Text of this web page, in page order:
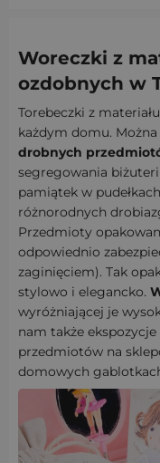
Woreczki z
ozdobnych w
Torebeczki z
każdym domu.
drobnych
segregowania
pamiątek w
różnorodnych
Przedmioty
odpowiednio
zaginięciem). Tak
stylowo i elegancko.
wyróżniającej je
nam także
przedmiotów na
domowych